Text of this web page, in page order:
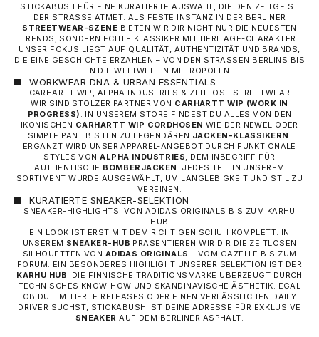
STICKABUSH FÜR EINE KURATIERTE AUSWAHL, DIE DEN ZEITGEIST
DER STRASSE ATMET. ALS FESTE INSTANZ IN DER BERLINER
STREETWEAR-SZENE BIETEN WIR DIR NICHT NUR DIE NEUESTEN
TRENDS, SONDERN ECHTE KLASSIKER MIT HERITAGE-CHARAKTER.
UNSER FOKUS LIEGT AUF QUALITÄT, AUTHENTIZITÄT UND BRANDS,
DIE EINE GESCHICHTE ERZÄHLEN – VON DEN STRASSEN BERLINS BIS I
N DIE WELTWEITEN METROPOLEN.
WORKWEAR DNA & URBAN ESSENTIALS
CARHARTT WIP, ALPHA INDUSTRIES & ZEITLOSE STREETWEAR
WIR SIND STOLZER PARTNER VON CARHARTT WIP (WORK IN
PROGRESS)
. IN UNSEREM STORE FINDEST DU ALLES VON DEN
IKONISCHEN CARHARTT WIP CORDHOSENWIE DER NEWEL ODER
SIMPLE PANT BIS HIN ZU LEGENDÄREN JACKEN-KLASSIKERN
ERGÄNZT WIRD UNSER APPAREL-ANGEBOT DURCH FUNKTIONALE
STYLES VONALPHA INDUSTRIES , DEM INBEGRIFF FÜR
AUTHENTISCHE BOMBERJACKEN
. JEDES TEIL IN UNSEREM
SORTIMENT WURDE AUSGEWÄHLT, UM LANGLEBIGKEIT UND STIL ZU
VEREINEN.
KURATIERTE SNEAKER-SELEKTION
SNEAKER-HIGHLIGHTS: VON ADIDAS ORIGINALS BIS ZUM KARHU
HUB
EIN LOOK IST ERST MIT DEM RICHTIGEN SCHUH KOMPLETT. IN
UNSEREM SNEAKER-HUB PRÄSENTIEREN WIR DIR DIE ZEITLOSEN
SILHOUETTEN VON ADIDAS ORIGINALS – VOM GAZELLE BIS ZUM
FORUM. EIN BESONDERES HIGHLIGHT UNSERER SELEKTION IST DER
KARHU HUB: DIE FINNISCHE TRADITIONSMARKE ÜBERZEUGT DURCH
TECHNISCHES KNOW-HOW UND SKANDINAVISCHE ÄSTHETIK. EGAL
OB DU LIMITIERTE RELEASES ODER EINEN VERLÄSSLICHEN DAILY
DRIVER SUCHST, STICKABUSH IST DEINE ADRESSE FÜR EXKLUSIVE
SNEAKER AUF DEM BERLINER ASPHALT.